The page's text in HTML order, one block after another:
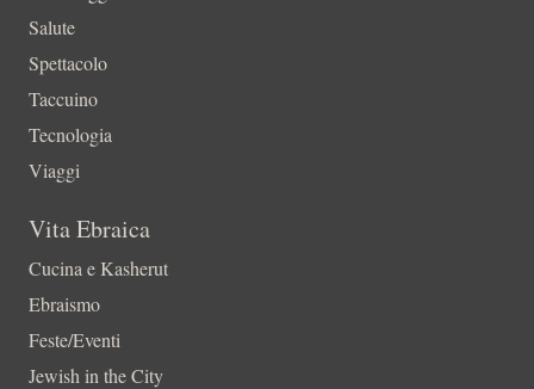
Salute
Spettacolo
Taccuino
Tecnologia
Viaggi
Vita Ebraica
Cucina e Kasherut
Ebraismo
Feste/Eventi
Jewish in the City